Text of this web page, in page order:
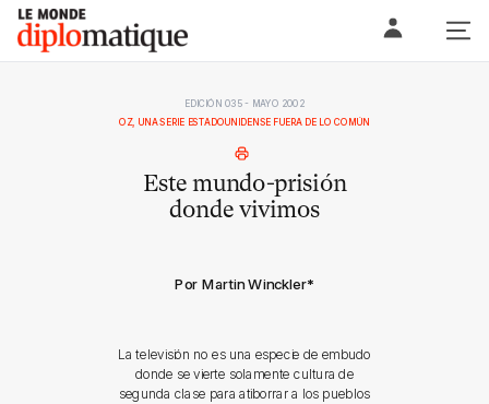
Skip
content
Le monde diplomatique
EDICIÓN 035 - MAYO 2002
OZ, UNA SERIE ESTADOUNIDENSE FUERA DE LO COMÚN
Este mundo-prisión
donde vivimos
Por Martin Winckler*
La televisión no es una especie de embudo
donde se vierte solamente cultura de
segunda clase para atiborrar a los pueblos